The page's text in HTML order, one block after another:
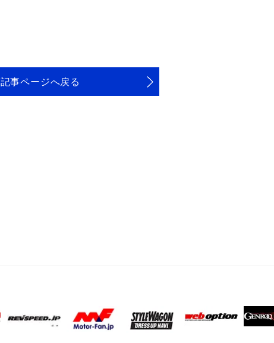
記事ページへ戻る